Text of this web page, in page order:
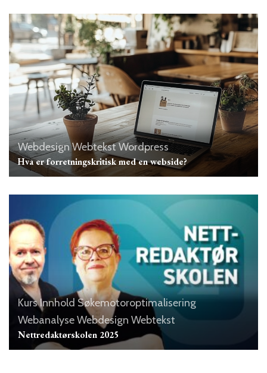
WebdesignWebtekstWordpress
Hva er forretningskritisk med en webside?
KursInnhold Søkemotoroptimalisering
WebanalyseWebdesign Webtekst
Nettredaktørskolen 2025